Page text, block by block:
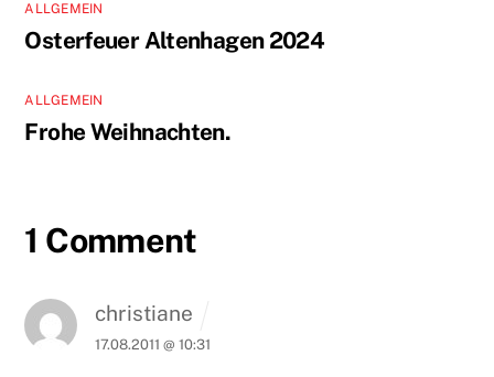
ALLGEMEIN
Osterfeuer Altenhagen 2024
ALLGEMEIN
Frohe Weihnachten.
1 Comment
christiane
17.08.2011 @ 10:31